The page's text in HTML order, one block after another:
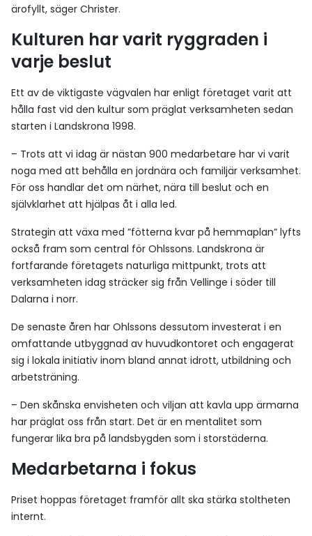
ärofyllt, säger Christer.
Kulturen har varit ryggraden i
varje beslut
Ett av de viktigaste vägvalen har enligt företaget varit att
hålla fast vid den kultur som präglat verksamheten sedan
starten i Landskrona 1998.
– Trots att vi idag är nästan 900 medarbetare har vi varit
noga med att behålla en jordnära och familjär verksamhet.
För oss handlar det om närhet, nära till beslut och en
självklarhet att hjälpas åt i alla led.
Strategin att växa med ”fötterna kvar på hemmaplan” lyfts
också fram som central för Ohlssons. Landskrona är
fortfarande företagets naturliga mittpunkt, trots att
verksamheten idag sträcker sig från Vellinge i söder till
Dalarna i norr.
De senaste åren har Ohlssons dessutom investerat i en
omfattande utbyggnad av huvudkontoret och engagerat
sig i lokala initiativ inom bland annat idrott, utbildning och
arbetsträning.
– Den skånska envisheten och viljan att kavla upp ärmarna
har präglat oss från start. Det är en mentalitet som
fungerar lika bra på landsbygden som i storstäderna.
Medarbetarna i fokus
Priset hoppas företaget framför allt ska stärka stoltheten
internt.